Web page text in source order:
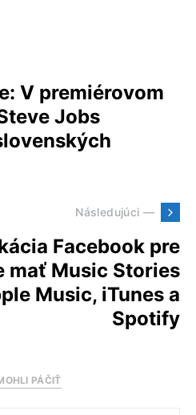
V premiérovom
Jobs
Následujúci —
Facebook pre
mať Music Stories
Music, iTunes a
Spotify
PÁČIŤ